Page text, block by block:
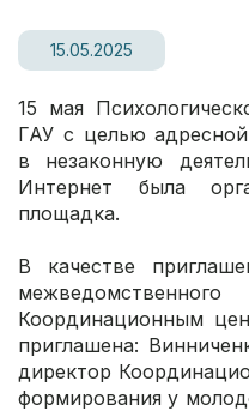
15.05.2025
15 мая
ГАУ с целью
в незаконную
Интернет была
площадка.
В качестве
Координационным
приглашена:
директор
формирования у